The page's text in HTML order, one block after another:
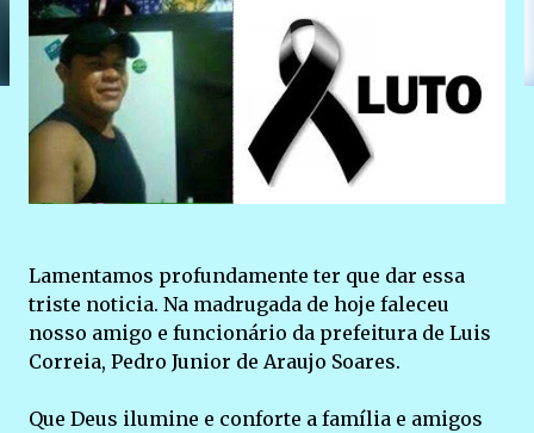
Lamentamos profundamente ter que dar essa
triste noticia. Na madrugada de hoje faleceu
nosso amigo e funcionário da prefeitura de Luis
Correia, Pedro Junior de Araujo Soares.
Que Deus ilumine e conforte a família e amigos